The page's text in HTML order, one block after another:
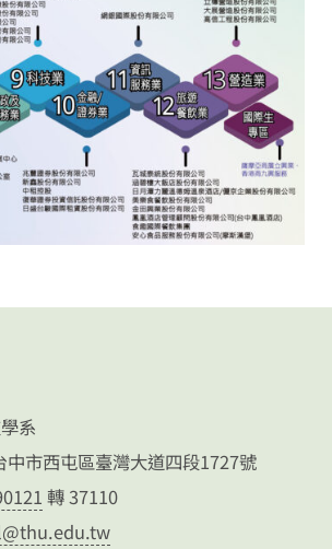
系
市西屯區臺灣大道四段1727號
轉 37110